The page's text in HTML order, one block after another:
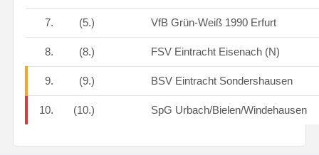
7. (5.) VfB Grün-Weiß 1990 Erfurt
8. (8.) FSV Eintracht Eisenach (N)
9. (9.) BSV Eintracht Sondershausen
10. (10.) SpG Urbach/Bielen/Windehausen